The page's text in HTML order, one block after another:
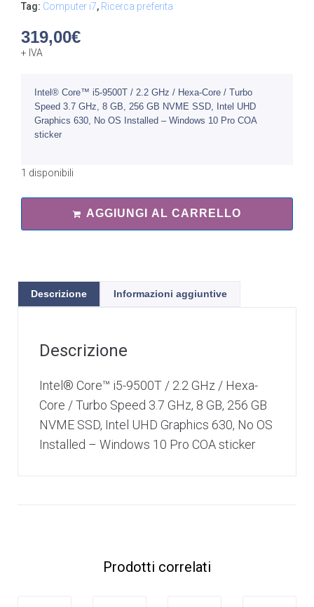
Tag: Computer i7, Ricerca preferita
319,00€
+ IVA
Intel® Core™ i5-9500T / 2.2 GHz / Hexa-Core / Turbo
Speed 3.7 GHz, 8 GB, 256 GB NVME SSD, Intel UHD
Graphics 630, No OS Installed – Windows 10 Pro COA
sticker
1 disponibili
AGGIUNGI AL CARRELLO
Descrizione Informazioni aggiuntive
Descrizione
Intel® Core™ i5-9500T / 2.2 GHz / Hexa-
Core / Turbo Speed 3.7 GHz, 8 GB, 256 GB
NVME SSD, Intel UHD Graphics 630, No OS
Installed – Windows 10 Pro COA sticker
Prodotti correlati